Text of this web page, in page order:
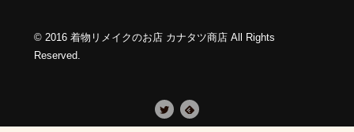
© 2016 着物リメイクのお店 カナタツ商店 All Rights
Reserved.